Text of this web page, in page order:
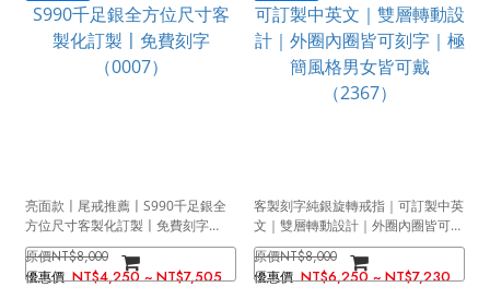
亮面款〡尾戒推薦〡S990千足銀全
方位尺寸客製化訂製〡免費刻字
（0007）
NT$8,000
NT$4,250 ~ NT$7,505
客製刻字純銀旋轉戒指｜可訂製中英
文｜雙層轉動設計｜外圈內圈皆可刻
字｜極簡風格男女皆可戴（2367）
NT$8,000
NT$6,250 ~ NT$7,230